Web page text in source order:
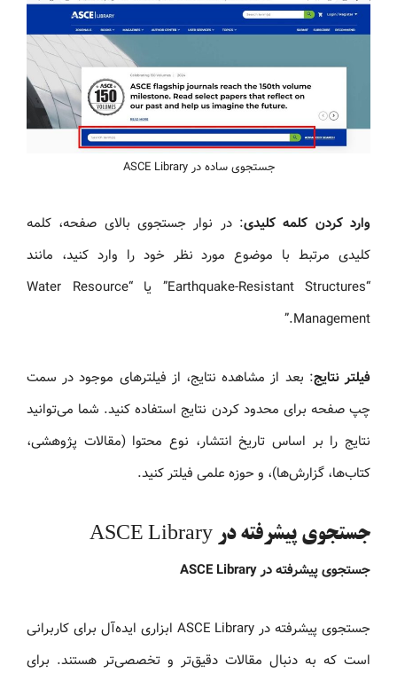
جستجوی ساده در ASCE Library
وارد کردن کلمه کلیدی: در نوار جستجوی بالای صفحه، کلمه
کلیدی مرتبط با موضوع مورد نظر خود را وارد کنید، مانند
“Earthquake-Resistant Structures” یا “Water Resource
Management.”
فیلتر نتایج: بعد از مشاهده نتایج، از فیلترهای موجود در سمت
چپ صفحه برای محدود کردن نتایج استفاده کنید. شما می‌توانید
نتایج را بر اساس تاریخ انتشار، نوع محتوا (مقالات پژوهشی،
کتاب‌ها، گزارش‌ها)، و حوزه علمی فیلتر کنید.
جستجوی پیشرفته در ASCE Library
جستجوی پیشرفته در ASCE Library
جستجوی پیشرفته در ASCE Library ابزاری ایده‌آل برای کاربرانی
است که به دنبال مقالات دقیق‌تر و تخصصی‌تر هستند. برای